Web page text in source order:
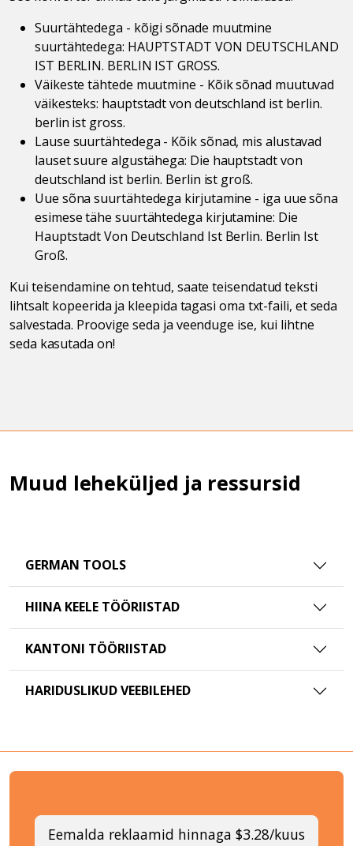
Suurtähtedega - kõigi sõnade muutmine
suurtähtedega: HAUPTSTADT VON DEUTSCHLAND
IST BERLIN. BERLIN IST GROSS.
Väikeste tähtede muutmine - Kõik sõnad muutuvad
väikesteks: hauptstadt von deutschland ist berlin.
berlin ist gross.
Lause suurtähtedega - Kõik sõnad, mis alustavad
lauset suure algustähega: Die hauptstadt von
deutschland ist berlin. Berlin ist groß.
Uue sõna suurtähtedega kirjutamine - iga uue sõna
esimese tähe suurtähtedega kirjutamine: Die
Hauptstadt Von Deutschland Ist Berlin. Berlin Ist
Groß.
Kui teisendamine on tehtud, saate teisendatud teksti
lihtsalt kopeerida ja kleepida tagasi oma txt-faili, et seda
salvestada. Proovige seda ja veenduge ise, kui lihtne
seda kasutada on!
Muud leheküljed ja ressursid
GERMAN TOOLS
HIINA KEELE TÖÖRIISTAD
KANTONI TÖÖRIISTAD
HARIDUSLIKUD VEEBILEHED
Eemalda reklaamid hinnaga $3.28/kuus